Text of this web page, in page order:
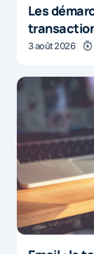
Les
3 août 2026